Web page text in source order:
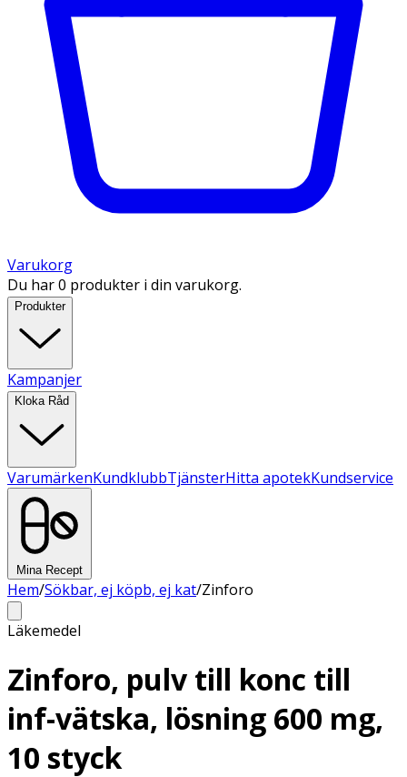
Varukorg
Du har 0 produkter i din varukorg.
Produkter
Kampanjer
Kloka Råd
VarumärkenKundklubbTjänsterHitta apotekKundservice
Mina Recept
Hem/Sökbar, ej köpb, ej kat/Zinforo
Läkemedel
Zinforo, pulv till konc till
inf-vätska, lösning 600 mg,
10 styck